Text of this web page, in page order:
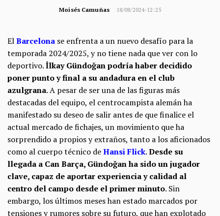
Moisés Camuñas 18/08/2024-12:25
ElBarcelona se enfrenta a un nuevo desafío para la
temporada 2024/2025, y no tiene nada que ver con lo
deportivo.İlkay Gündoğan podría haber decidido
poner punto y final a su andadura en el club
azulgrana. A pesar de ser una de las figuras más
destacadas del equipo, el centrocampista alemán ha
manifestado su deseo de salir antes de que finalice el
actual mercado de fichajes, un movimiento que ha
sorprendido a propios y extraños, tanto a los aficionados
como al cuerpo técnico deHansi Flick.Desde su
llegada a Can Barça, Gündoğan ha sido un jugador
clave, capaz de aportar experiencia y calidad al
centro del campo desde el primer minuto. Sin
embargo, los últimos meses han estado marcados por
tensiones y rumores sobre su futuro, que han explotado